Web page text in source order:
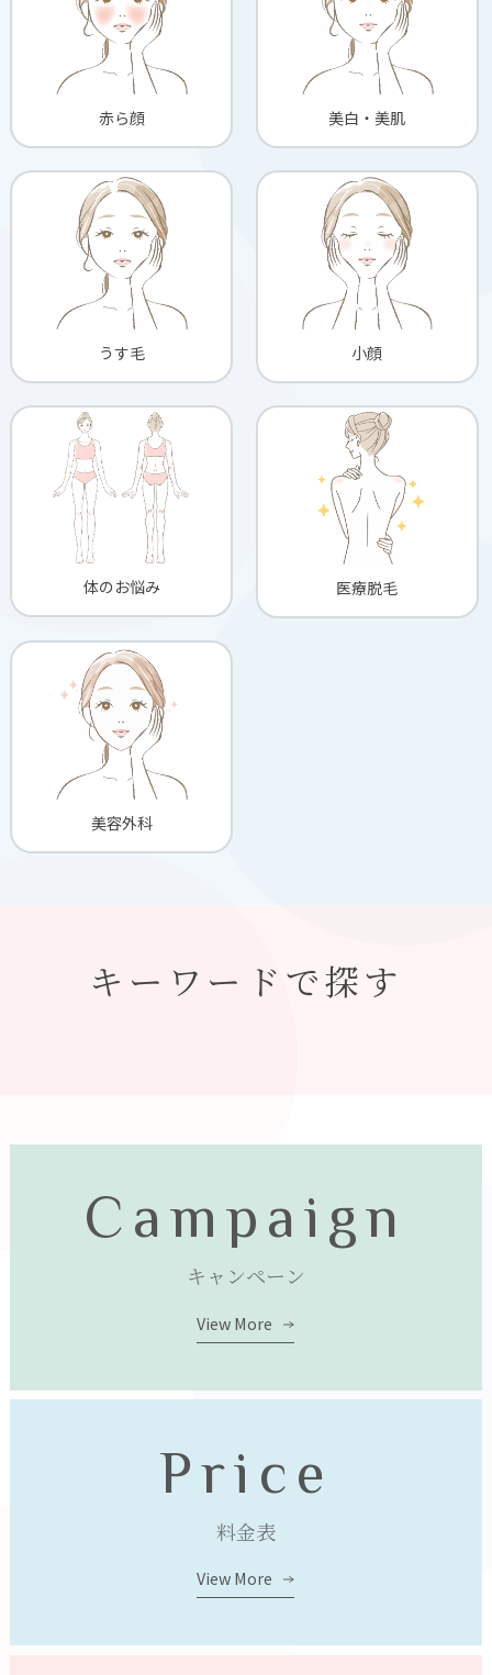
赤ら顔 美白・美肌
うす毛 小顔
体のお悩み 医療脱毛
美容外科
キーワードで探す
Campaign
キャンペーン
View More
Price
料金表
View More